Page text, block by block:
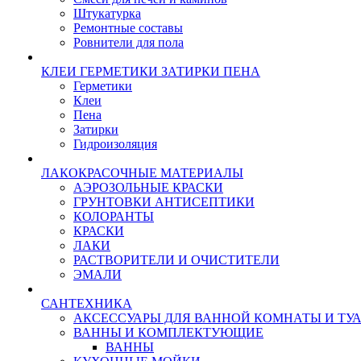
Штукатурка
Ремонтные составы
Ровнители для пола
КЛЕИ ГЕРМЕТИКИ ЗАТИРКИ ПЕНА
Герметики
Клеи
Пена
Затирки
Гидроизоляция
ЛАКОКРАСОЧНЫЕ МАТЕРИАЛЫ
АЭРОЗОЛЬНЫЕ КРАСКИ
ГРУНТОВКИ АНТИСЕПТИКИ
КОЛОРАНТЫ
КРАСКИ
ЛАКИ
РАСТВОРИТЕЛИ И ОЧИСТИТЕЛИ
ЭМАЛИ
САНТЕХНИКА
АКСЕССУАРЫ ДЛЯ ВАННОЙ КОМНАТЫ И
ВАННЫ И КОМПЛЕКТУЮЩИЕ
ВАННЫ